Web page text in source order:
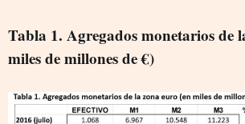
Tabla 1. Agregados monetarios de
miles de millones de €)